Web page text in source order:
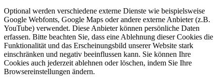
Optional werden verschiedene externe Dienste wie beispielsweise
Google Webfonts, Google Maps oder andere externe Anbieter (z.B.
YouTube) verwendet. Diese Anbieter können persönliche Daten
erfassen. Bitte beachten Sie, dass eine Ablehnung dieser Cookies die
Funktionalität und das Erscheinungsbild unserer Website stark
einschränken und negativ beeinflussen kann. Sie können Ihre
Cookies auch jederzeit ablehnen oder löschen, indem Sie Ihre
Browsereinstellungen ändern.